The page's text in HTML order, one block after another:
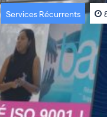
Services Récurrents